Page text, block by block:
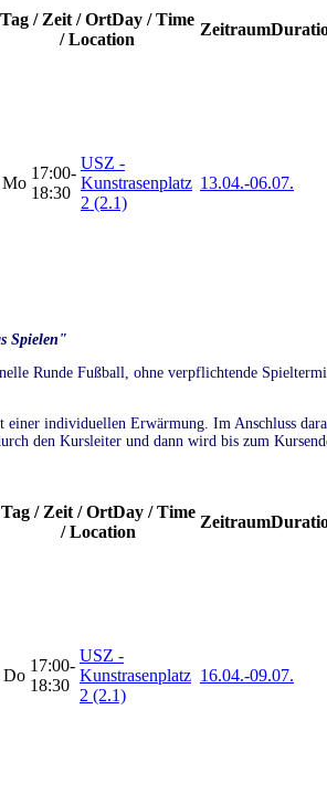
Tag / Zeit / OrtDay / Time
/ Location
Zeitraum
Mo
17:00-
18:30
USZ -
Kunstrasenplatz
2 (2.1)
13.04.-06.07.
Spielen"
Runde Fußball, ohne verpflichtende
individuellen Erwärmung. Im Anschluss
den Kursleiter und dann wird bis zum
Tag / Zeit / OrtDay / Time
/ Location
Zeitraum
Do
17:00-
18:30
USZ -
Kunstrasenplatz
2 (2.1)
16.04.-09.07.